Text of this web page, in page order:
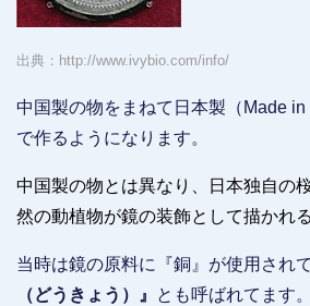
出典：http://www.ivybio.com/info/
中国製の物をまねて日本製（Made
で作るようになります。
中国製の物とは異なり、日本独自の
然の動植物が鏡の装飾として描かれ
当時は鏡の原料に『銅』が使用され
（どうきょう）』
とも呼ばれてます。